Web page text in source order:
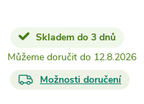
Skladem do 3 dnů
12.8.2026
Možnosti doručení